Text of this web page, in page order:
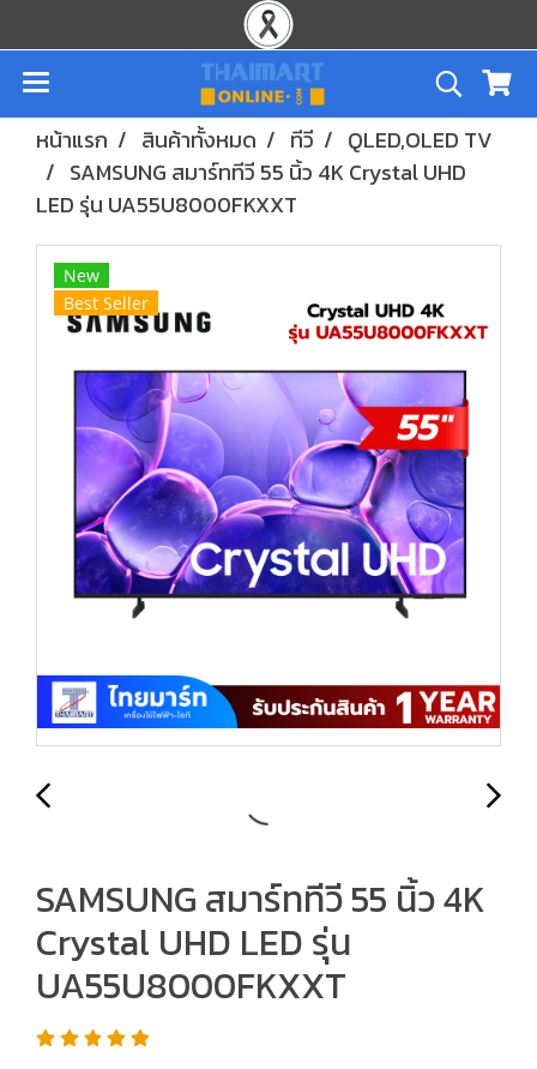
หน้าแรก สินค้าทั้งหมด ทีวี
QLED,OLED TV
SAMSUNG สมาร์ททีวี 55 นิ้ว 4K Crystal UHD
LED รุ่น UA55U8000FKXXT
New
Best Seller
SAMSUNG สมาร์ททีวี 55 นิ้ว 4K
Crystal UHD LED รุ่น
UA55U8000FKXXT